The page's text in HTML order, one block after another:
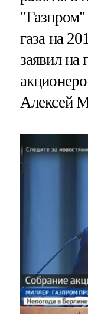
газа на
заявил на
Алексей